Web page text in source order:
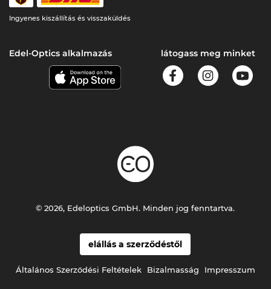
Ingyenes kiszállítás és visszaküldés
Edel-Optics alkalmazás látogass meg minket
elállás a szerződéstől
Általános Szerződési Feltételek Bizalmasság Impresszum
© 2026, Edeloptics GmbH. Minden jog fenntartva.